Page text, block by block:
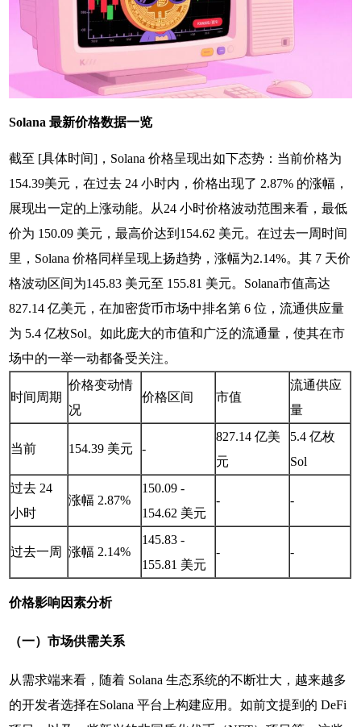
Solana 最新价格数据一览
截至 [具体时间]，Solana 价格呈现出如下态势：当前价格为
154.39美元，在过去 24 小时内，价格出现了 2.87% 的涨幅，
展现出一定的上涨动能。从24 小时价格波动范围来看，最低
价为 150.09 美元，最高价达到154.62 美元。在过去一周时间
里，Solana 价格同样呈现上扬趋势，涨幅为2.14%。其 7 天价
格波动区间为145.83 美元至 155.81 美元。Solana市值高达
827.14 亿美元，在加密货币市场中排名第 6 位，流通供应量
为 5.4 亿枚Sol。如此庞大的市值和广泛的流通量，使其在市
场中的一举一动都备受关注。
时间周期
价格变动情
况
价格区间 市值
流通供应
量
当前 154.39 美元 -
827.14 亿美
元
5.4 亿枚
Sol
过去 24
小时
涨幅 2.87%
150.09 -
154.62 美元
- -
过去一周 涨幅 2.14%
145.83 -
155.81 美元
- -
价格影响因素分析
（一）市场供需关系
从需求端来看，随着 Solana 生态系统的不断壮大，越来越多
的开发者选择在Solana 平台上构建应用。如前文提到的 DeFi